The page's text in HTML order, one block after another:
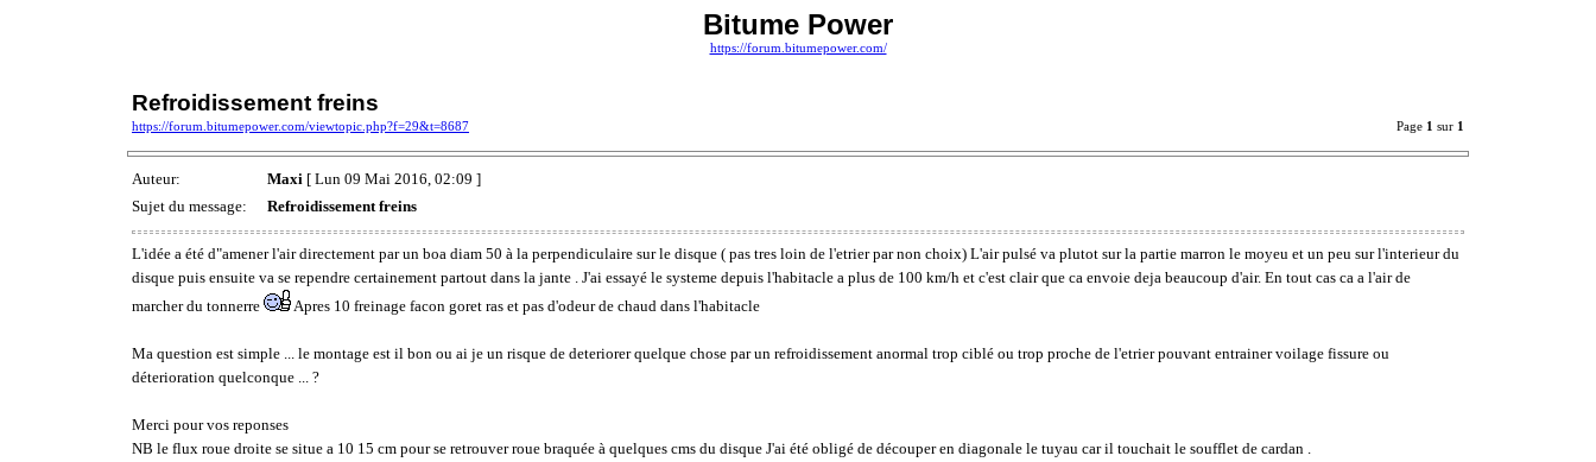
Bitume Power
https://forum.bitumepower.com/
Refroidissement freins
https://forum.bitumepower.com/viewtopic.php?f=29&t=8687 Page 1 sur 1
Auteur: Maxi [ Lun 09 Mai 2016, 02:09 ]
Sujet du message:
Refroidissement freins
L'idée a été d"amener l'air directement par un boa diam 50 à la perpendiculaire sur le disque ( pas tres loin de l'etrier par non choix) L'air pulsé va plutot sur la partie marron le moyeu et un peu sur l'interieur du
disque puis ensuite va se rependre certainement partout dans la jante . J'ai essayé le systeme depuis l'habitacle a plus de 100 km/h et c'est clair que ca envoie deja beaucoup d'air. En tout cas ca a l'air de
marcher du tonnerre
Apres 10 freinage facon goret ras et pas d'odeur de chaud dans l'habitacle
Ma question est simple ... le montage est il bon ou ai je un risque de deteriorer quelque chose par un refroidissement anormal trop ciblé ou trop proche de l'etrier pouvant entrainer voilage fissure ou
déterioration quelconque ... ?
Merci pour vos reponses
NB le flux roue droite se situe a 10 15 cm pour se retrouver roue braquée à quelques cms du disque J'ai été obligé de découper en diagonale le tuyau car il touchait le soufflet de cardan .